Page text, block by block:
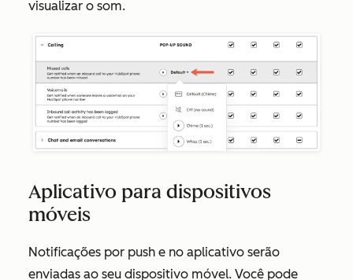
visualizar o som.
Aplicativo para dispositivos
móveis
Notificações por push e no aplicativo serão
enviadas ao seu dispositivo móvel. Você pode